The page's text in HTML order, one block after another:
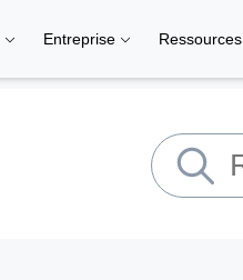
Entreprise Ressources